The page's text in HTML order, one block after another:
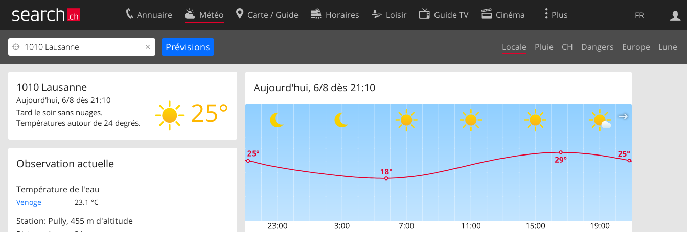
FR
Annuaire Météo Carte / Guide Horaires Loisir Guide TV Cinéma Plus
Locale Pluie CH Dangers Europe Lune
1010 Lausanne
25°
Aujourd'hui, 6/8 dès 21:10
Tard le soir sans nuages.
Températures autour de 24 degrés.
Observation actuelle
Température de l'eau
Venoge 23.1 °C
Station: Pully, 455 m d'altitude
Aujourd'hui, 6/8 dès 21:10
Web
Votre inscription
Centre clients
Contact
Conditions d’utilisation
Préférences de cookies